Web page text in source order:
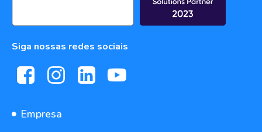
Siga nossas redes sociais
Empresa